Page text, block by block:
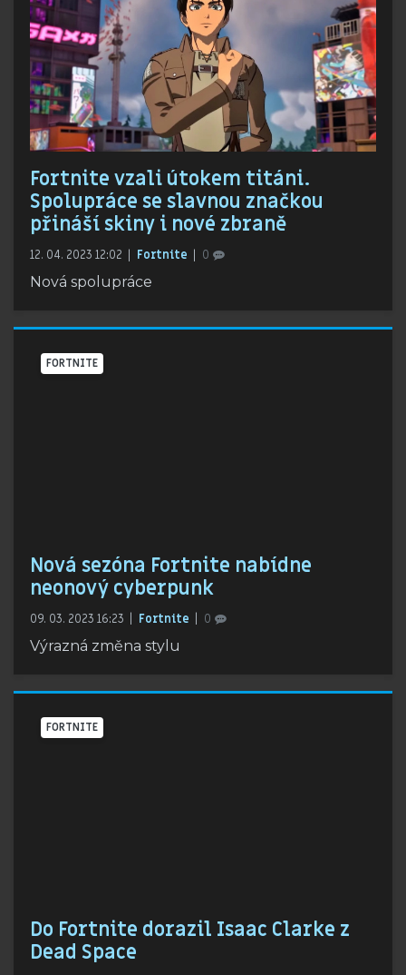
Fortnite vzali útokem titáni.
Spolupráce se slavnou značkou
přináší skiny i nové zbraně
12. 04. 2023 12:02 Fortnite 0
Nová spolupráce
FORTNITE
Nová sezóna Fortnite nabídne
neonový cyberpunk
09. 03. 2023 16:23 Fortnite 0
Výrazná změna stylu
FORTNITE
Do Fortnite dorazil Isaac Clarke z
Dead Space